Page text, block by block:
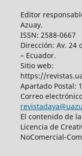
Editor
Azuay.
ISSN: 2588-0667
Dirección: Av. 24
– Ecuador.
Sitio web:
https://
Apartado Postal:
Correo
El contenido de
Licencia de
NoComercial-